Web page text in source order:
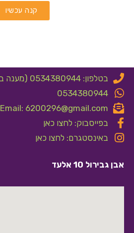
קנה עכשיו
בטלפון: 0534380944 (מענה בשעות הבוקר בלבד)
0534380944
Email: 6200296@gmail.com
בפייסבוק: לחצו כאן
באינסטגרם: לחצו כאן
אבן גבירול 10 אלעד